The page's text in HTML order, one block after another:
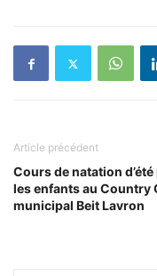
Article précédent
Cours de natation
les enfants au Country
municipal Beit Lavron